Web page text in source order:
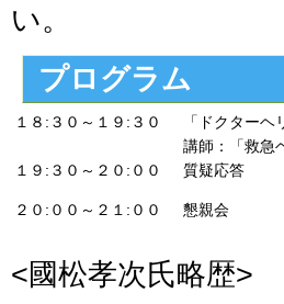
い。
プログラム
１８:３０～１９:３０
「ドクターヘ
講師：「救急
１９:３０～２０:００
質疑応答
２０:００～２１:００ 懇親会
<國松孝次氏略歴>